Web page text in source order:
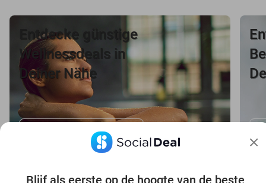
Blijf als eerste op de hoogte van de beste
Entdecke günstige
Wellnessdeals in
Deiner Nähe
Wellness-Deals ansehen